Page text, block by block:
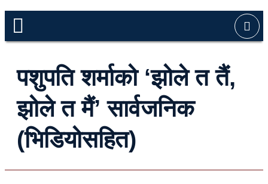
पशुपति शर्माको ‘झोले त तैं,
झोले त मैं’ सार्वजनिक
(भिडियोसहित)